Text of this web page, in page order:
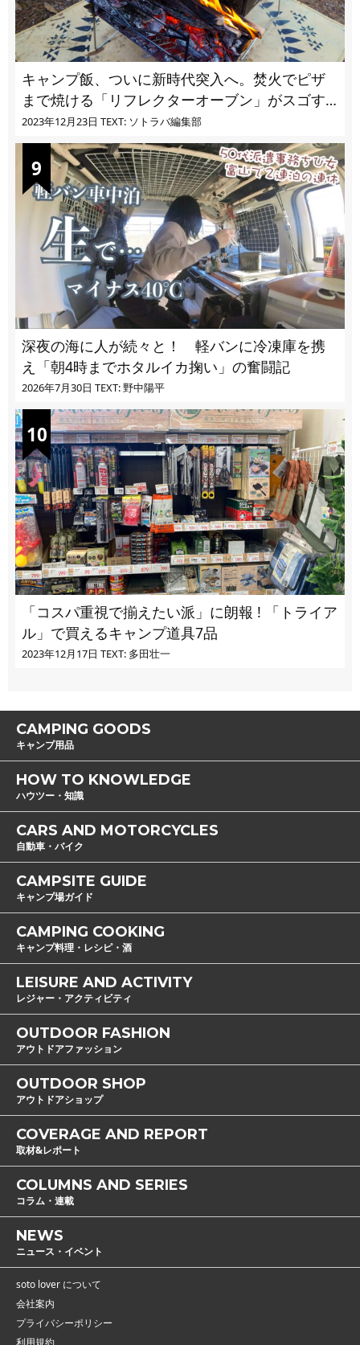
キャンプ飯、ついに新時代突入へ。焚火でピザ
まで焼ける「リフレクターオーブン」がスゴす
ぎる
2023年12月23日 TEXT: ソトラバ編集部
深夜の海に人が続々と！ 軽バンに冷凍庫を携
え「朝4時までホタルイカ掬い」の奮闘記
2026年7月30日 TEXT: 野中陽平
「コスパ重視で揃えたい派」に朗報 ! 「トライア
ル」で買えるキャンプ道具7品
2023年12月17日 TEXT: 多田壮一
CAMPING GOODS
キャンプ用品
HOW TO KNOWLEDGE
ハウツー・知識
CARS AND MOTORCYCLES
自動車・バイク
CAMPSITE GUIDE
キャンプ場ガイド
CAMPING COOKING
キャンプ料理・レシピ・酒
LEISURE AND ACTIVITY
レジャー・アクティビティ
OUTDOOR FASHION
アウトドアファッション
OUTDOOR SHOP
アウトドアショップ
COVERAGE AND REPORT
取材&レポート
COLUMNS AND SERIES
コラム・連載
NEWS
ニュース・イベント
soto lover について
会社案内
プライバシーポリシー
利用規約